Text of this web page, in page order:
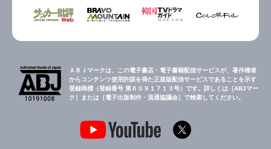
ＡＢＪマークは、この電子書店・電子書籍配信サービスが、著作権者
からコンテンツ使用許諾を得た正規版配信サービスであることを示す
登録商標（登録番号 第６０９１７１３号）です。詳しくは［ABJマー
ク］または［電子出版制作・流通協議会］で検索してください。